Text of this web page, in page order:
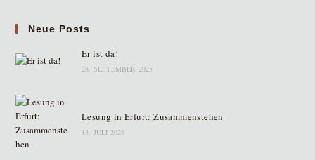
Neue Posts
Er ist da!
28. SEPTEMBER 2025
Lesung in Erfurt: Zusammenstehen
13. JULI 2026